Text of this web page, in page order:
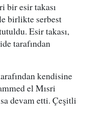
bir esir takası
birlikte serbest
Esir takası,
tarafından
kendisine
el Mısri
devam etti. Çeşitli